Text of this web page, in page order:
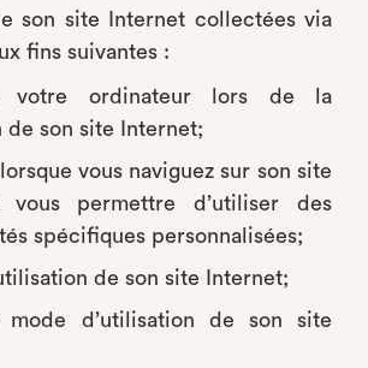
son site Internet collectées via
fins suivantes :
votre ordinateur lors de la
de son site Internet;
vous naviguez sur son site
vous permettre d’utiliser des
spécifiques personnalisées;
de son site Internet;
mode d’utilisation de son site